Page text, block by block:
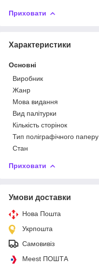
Приховати
Характеристики
Основні
Виробник
Жанр
Мова видання
Вид палітурки
Кількість сторінок
Тип поліграфічного паперу
Стан
Приховати
Умови доставки
Нова Пошта
Укрпошта
Самовивіз
Meest ПОШТА